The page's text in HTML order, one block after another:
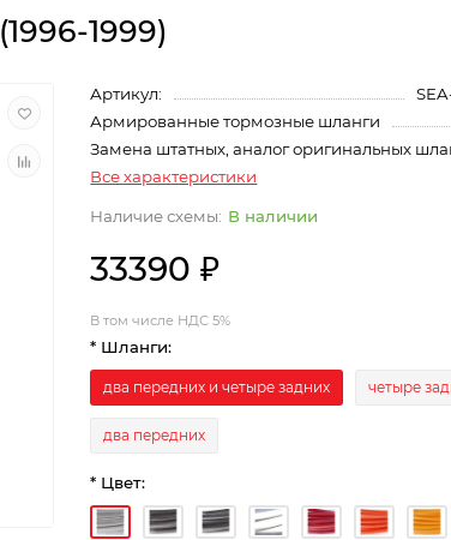
1999)
Артикул:
Армированные тормозные шланги
Замена штатных, аналог оригинальных
Все характеристики
В наличии
33390 ₽
В том числе НДС 5%
* Шланги:
два передних и четыре задних четыре
два передних
* Цвет: